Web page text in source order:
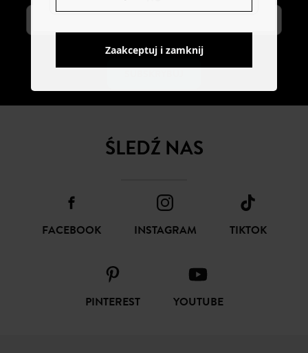
ŚLEDŹ NAS
FACEBOOK INSTAGRAM TIKTOK
PINTEREST YOUTUBE
Zaakceptuj i zamknij